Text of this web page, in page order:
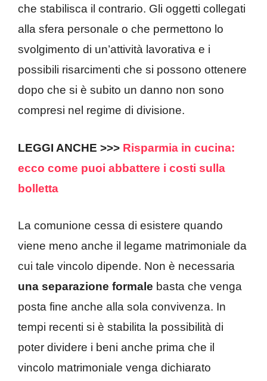
che stabilisca il contrario. Gli oggetti collegati
alla sfera personale o che permettono lo
svolgimento di un’attività lavorativa e i
possibili risarcimenti che si possono ottenere
dopo che si è subito un danno non sono
compresi nel regime di divisione.
LEGGI ANCHE >>> Risparmia in cucina:
ecco come puoi abbattere i costi sulla
bolletta
La comunione cessa di esistere quando
viene meno anche il legame matrimoniale da
cui tale vincolo dipende. Non è necessaria
una separazione formale basta che venga
posta fine anche alla sola convivenza. In
tempi recenti si è stabilita la possibilità di
poter dividere i beni anche prima che il
vincolo matrimoniale venga dichiarato